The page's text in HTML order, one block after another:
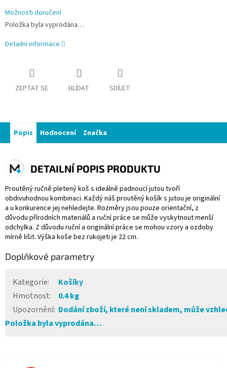
Možnosti doručení
Položka byla vyprodána…
Detailní informace
ZEPTAT SE HLÍDAT SDÍLET
Popis Hodnocení Značka
DETAILNÍ POPIS PRODUKTU
Proutěný ručně pletený koš s ideálně padnoucí jutou tvoří
obdivuhodnou kombinaci. Každý náš proutěný košík s jutou je originální
a u konkurence jej nehledejte. Rozměry jsou pouze orientační, z
důvodu přírodních materiálů a ruční práce se může vyskytnout menší
odchylka. Z důvodu ruční a originální práce se mohou vzory a ozdoby
mírně lišit. Výška koše bez rukojeti je 22 cm.
Doplňkové parametry
Kategorie:
Košíky
Hmotnost:
0.4 kg
Upozornění: Dodání zboží, které není skladem, může
Položka byla vyprodána…